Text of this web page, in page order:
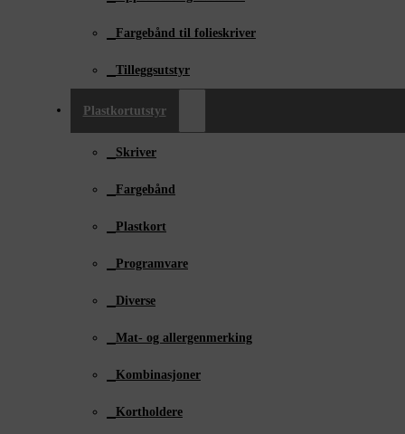
Fargebånd til folieskriver
Tilleggsutstyr
Plastkortutstyr
Skriver
Fargebånd
Plastkort
Programvare
Diverse
Mat- og allergenmerking
Kombinasjoner
Kortholdere